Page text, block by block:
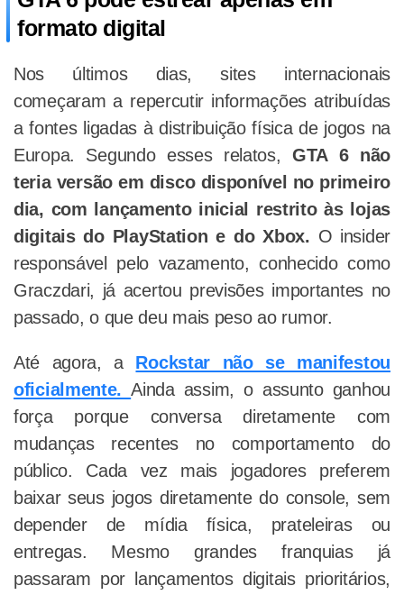
formato digital
Nos últimos dias, sites internacionais
começaram a repercutir informações atribuídas
a fontes ligadas à distribuição física de jogos na
Europa. Segundo esses relatos,GTA 6 não
teria versão em disco disponível no primeiro
dia, com lançamento inicial restrito às lojas
digitais do PlayStation e do Xbox. O insider
responsável pelo vazamento, conhecido como
Graczdari, já acertou previsões importantes no
passado, o que deu mais peso ao rumor.
Até agora, a Rockstar não se manifestou
oficialmente.Ainda assim, o assunto ganhou
força porque conversa diretamente com
mudanças recentes no comportamento do
público. Cada vez mais jogadores preferem
baixar seus jogos diretamente do console, sem
depender de mídia física, prateleiras ou
entregas. Mesmo grandes franquias já
passaram por lançamentos digitais prioritários,